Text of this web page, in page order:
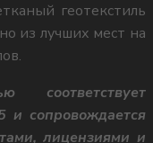
геотекстиль
из лучших мест на
соответствует
и сопровождается
лицензиями и